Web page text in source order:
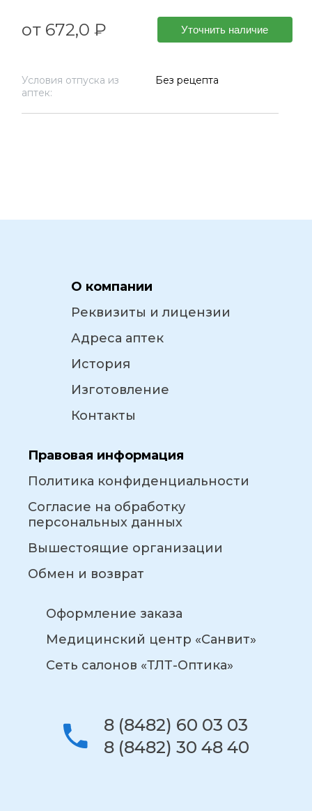
от 672,0 ₽ Уточнить наличие
Условия отпуска из
аптек:
Без рецепта
О компании
Реквизиты и лицензии
Адреса аптек
История
Изготовление
Контакты
Правовая информация
Политика конфиденциальности
Согласие на обработку
персональных данных
Вышестоящие организации
Обмен и возврат
Оформление заказа
Медицинский центр «Санвит»
Сеть салонов «ТЛТ-Оптика»
8 (8482) 60 03 03
8 (8482) 30 48 40